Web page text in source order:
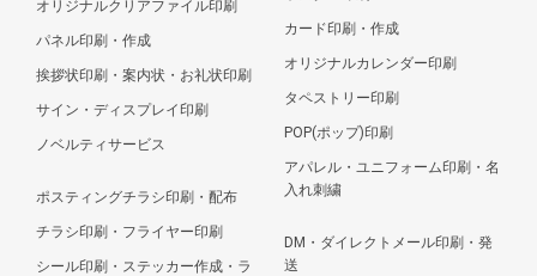
オリジナルクリアファイル印刷
パネル印刷・作成
挨拶状印刷・案内状・お礼状印刷
サイン・ディスプレイ印刷
ノベルティサービス
ポスティングチラシ印刷・配布
チラシ印刷・フライヤー印刷
シール印刷・ステッカー作成・ラ
カード印刷・作成
オリジナルカレンダー印刷
タペストリー印刷
POP(ポップ)印刷
アパレル・ユニフォーム印刷・名
入れ刺繍
DM・ダイレクトメール印刷・発
送